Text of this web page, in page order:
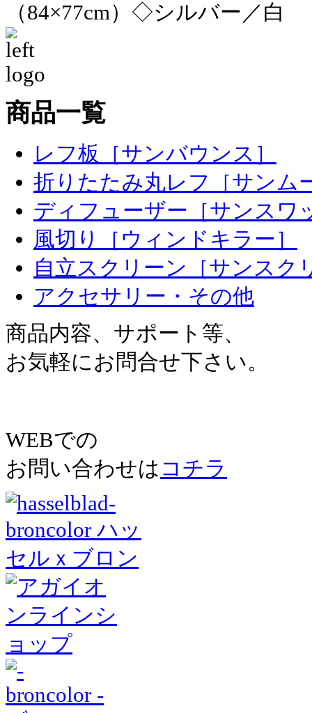
（84×77cm）◇シルバー／白
商品一覧
レフ板［サンバウンス］
折りたたみ丸レフ［サンム
ディフューザー［サンスワ
風切り［ウィンドキラー］
自立スクリーン［サンスク
アクセサリー・その他
商品内容、サポート等、
お気軽にお問合せ下さい。
WEBでの
お問い合わせは コチラ